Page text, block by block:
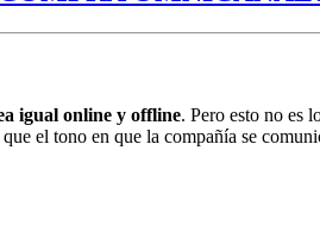
igual online y offline. Pero esto no es
el tono en que la compañía se